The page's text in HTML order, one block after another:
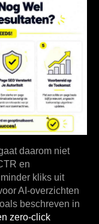
daarom niet
en
kliks uit
AI-overzichten
beschreven in
zero-click